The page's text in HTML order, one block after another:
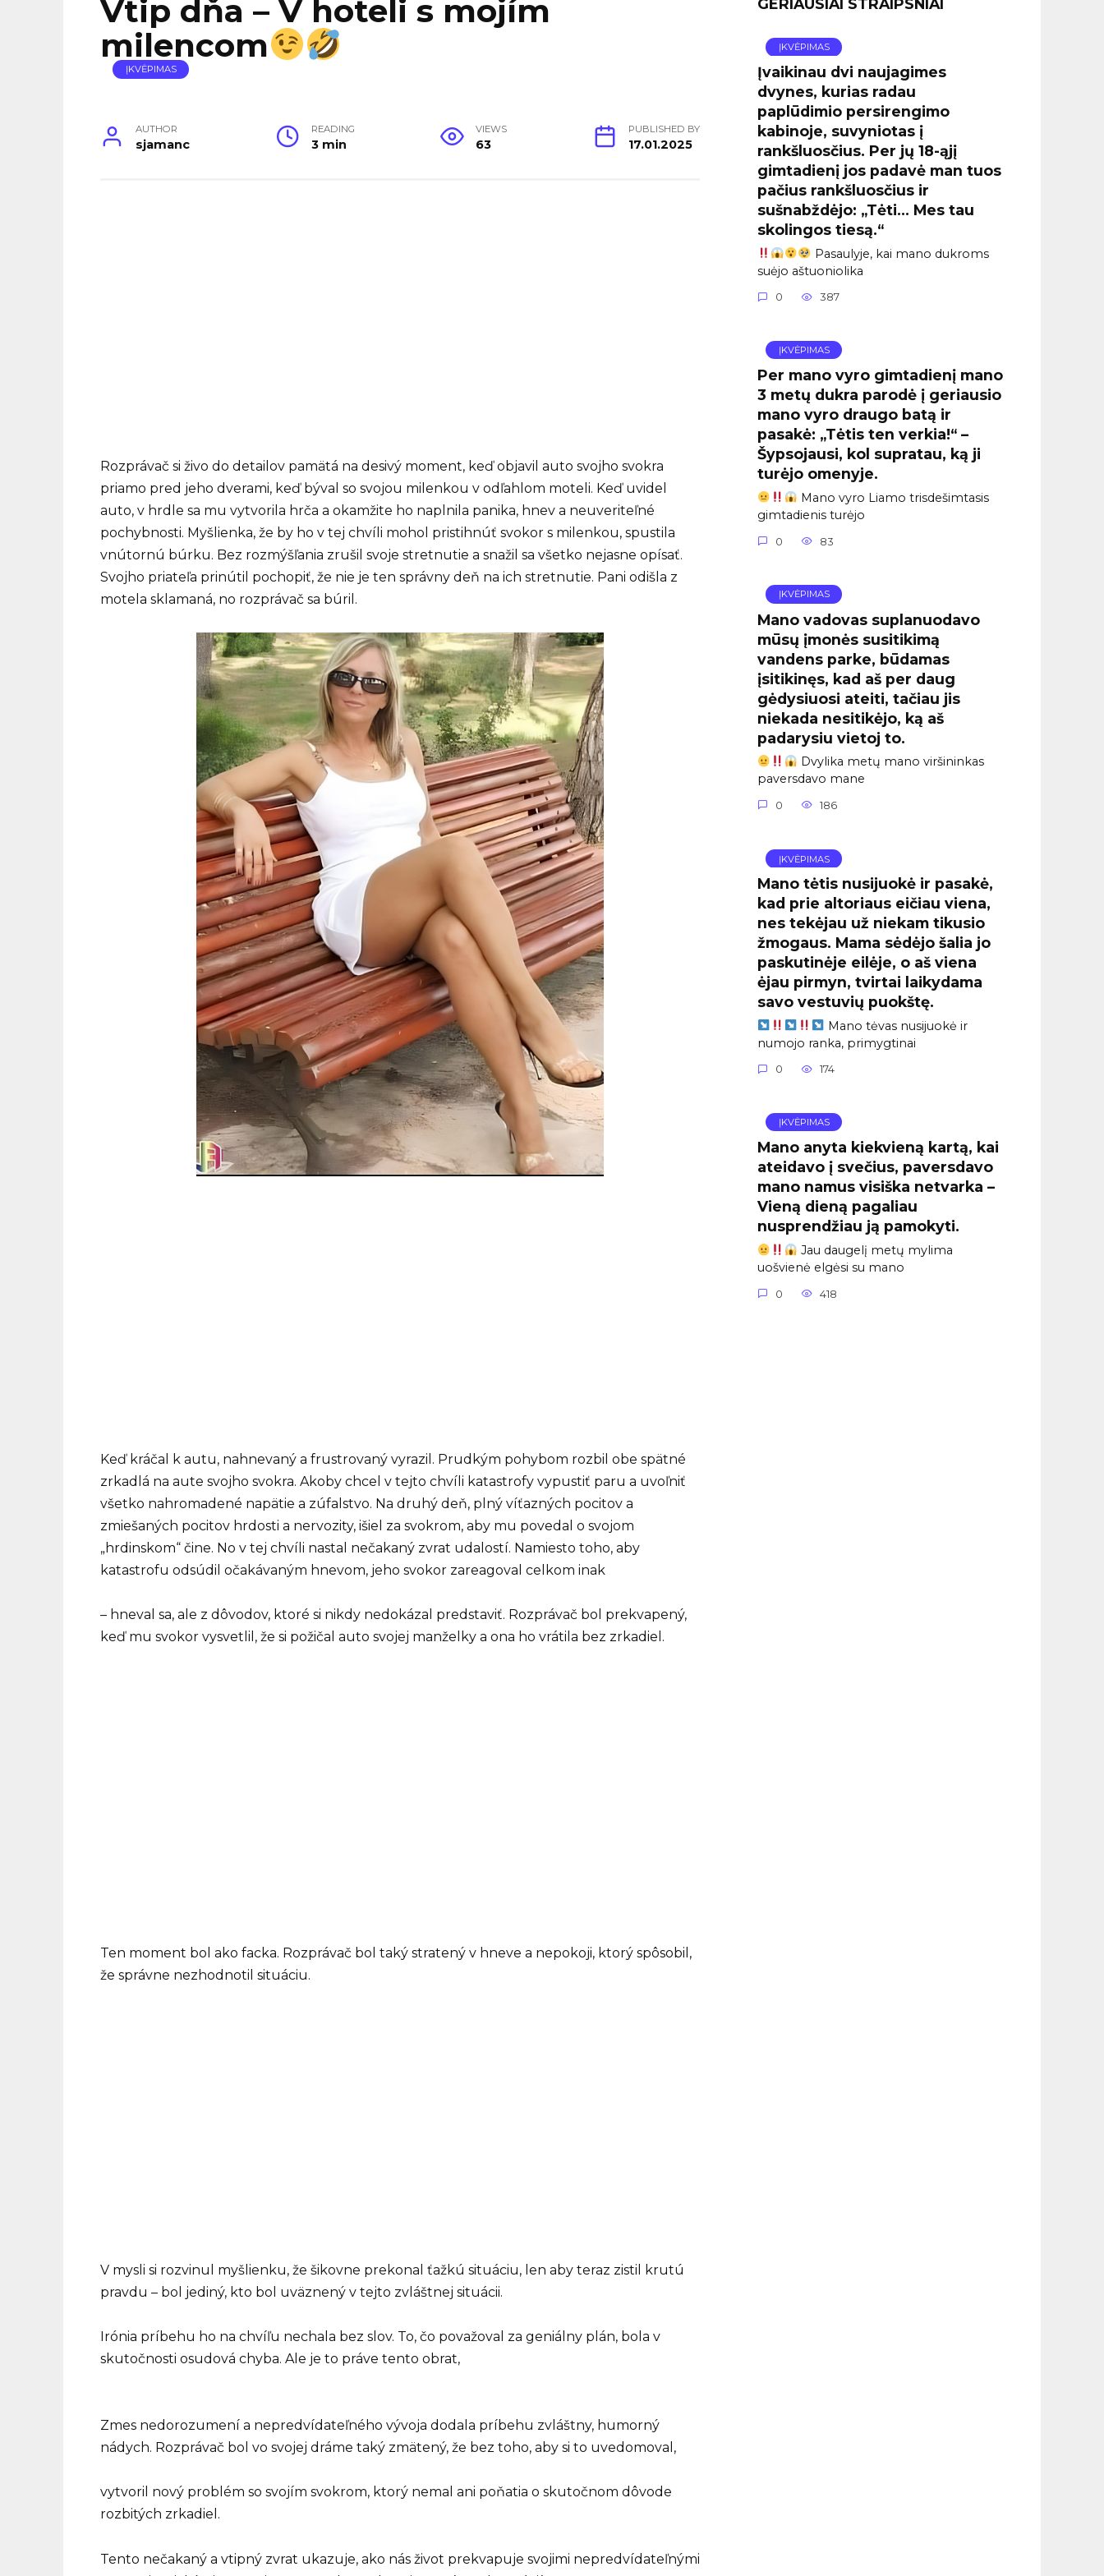
Vtip dňa – V hoteli s mojím
milencom
ĮKVĖPIMAS
AUTHOR
sjamanc
READING
3 min
VIEWS
63
PUBLISHED BY
17.01.2025
Rozprávač si živo do detailov pamätá na desivý moment, keď objavil auto svojho svokra
priamo pred jeho dverami, keď býval so svojou milenkou v odľahlom moteli. Keď uvidel
auto, v hrdle sa mu vytvorila hrča a okamžite ho naplnila panika, hnev a neuveriteľné
pochybnosti. Myšlienka, že by ho v tej chvíli mohol pristihnúť svokor s milenkou, spustila
vnútornú búrku. Bez rozmýšľania zrušil svoje stretnutie a snažil sa všetko nejasne opísať.
Svojho priateľa prinútil pochopiť, že nie je ten správny deň na ich stretnutie. Pani odišla z
motela sklamaná, no rozprávač sa búril.
Keď kráčal k autu, nahnevaný a frustrovaný vyrazil. Prudkým pohybom rozbil obe spätné
zrkadlá na aute svojho svokra. Akoby chcel v tejto chvíli katastrofy vypustiť paru a uvoľniť
všetko nahromadené napätie a zúfalstvo. Na druhý deň, plný víťazných pocitov a
zmiešaných pocitov hrdosti a nervozity, išiel za svokrom, aby mu povedal o svojom
„hrdinskom“ čine. No v tej chvíli nastal nečakaný zvrat udalostí. Namiesto toho, aby
katastrofu odsúdil očakávaným hnevom, jeho svokor zareagoval celkom inak
– hneval sa, ale z dôvodov, ktoré si nikdy nedokázal predstaviť. Rozprávač bol prekvapený,
keď mu svokor vysvetlil, že si požičal auto svojej manželky a ona ho vrátila bez zrkadiel.
Ten moment bol ako facka. Rozprávač bol taký stratený v hneve a nepokoji, ktorý spôsobil,
že správne nezhodnotil situáciu.
V mysli si rozvinul myšlienku, že šikovne prekonal ťažkú ​​situáciu, len aby teraz zistil krutú
pravdu – bol jediný, kto bol uväznený v tejto zvláštnej situácii.
Irónia príbehu ho na chvíľu nechala bez slov. To, čo považoval za geniálny plán, bola v
skutočnosti osudová chyba. Ale je to práve tento obrat,
Zmes nedorozumení a nepredvídateľného vývoja dodala príbehu zvláštny, humorný
nádych. Rozprávač bol vo svojej dráme taký zmätený, že bez toho, aby si to uvedomoval,
vytvoril nový problém so svojím svokrom, ktorý nemal ani poňatia o skutočnom dôvode
rozbitých zrkadiel.
Tento nečakaný a vtipný zvrat ukazuje, ako nás život prekvapuje svojimi nepredvídateľnými
GERIAUSIAI STRAIPSNIAI
ĮKVĖPIMAS
Įvaikinau dvi naujagimes
dvynes, kurias radau
paplūdimio persirengimo
kabinoje, suvyniotas į
rankšluosčius. Per jų 18-ąjį
gimtadienį jos padavė man tuos
pačius rankšluosčius ir
sušnabždėjo: „Tėti… Mes tau
skolingos tiesą.“
Pasaulyje, kai mano dukroms
suėjo aštuoniolika
0 387
ĮKVĖPIMAS
Per mano vyro gimtadienį mano
3 metų dukra parodė į geriausio
mano vyro draugo batą ir
pasakė: „Tėtis ten verkia!“ –
Šypsojausi, kol supratau, ką ji
turėjo omenyje.
Mano vyro Liamo trisdešimtasis
gimtadienis turėjo
0 83
ĮKVĖPIMAS
Mano vadovas suplanuodavo
mūsų įmonės susitikimą
vandens parke, būdamas
įsitikinęs, kad aš per daug
gėdysiuosi ateiti, tačiau jis
niekada nesitikėjo, ką aš
padarysiu vietoj to.
Dvylika metų mano viršininkas
paversdavo mane
0 186
ĮKVĖPIMAS
Mano tėtis nusijuokė ir pasakė,
kad prie altoriaus eičiau viena,
nes tekėjau už niekam tikusio
žmogaus. Mama sėdėjo šalia jo
paskutinėje eilėje, o aš viena
ėjau pirmyn, tvirtai laikydama
savo vestuvių puokštę.
Mano tėvas nusijuokė ir
numojo ranka, primygtinai
0 174
ĮKVĖPIMAS
Mano anyta kiekvieną kartą, kai
ateidavo į svečius, paversdavo
mano namus visiška netvarka –
Vieną dieną pagaliau
nusprendžiau ją pamokyti.
Jau daugelį metų mylima
uošvienė elgėsi su mano
0 418